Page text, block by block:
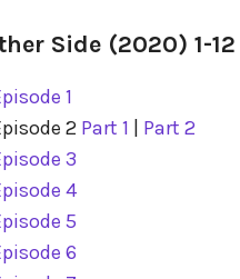
Side (2020) 1-
1
2 Part 1
Part 2
3
4
5
6